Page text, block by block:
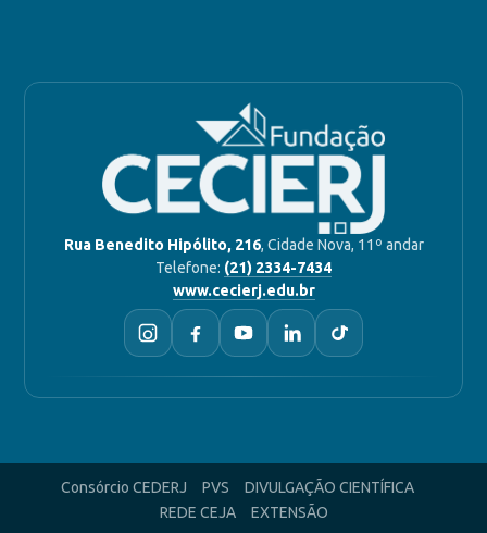
Rua Benedito Hipólito, 216, Cidade Nova, 11º andar
Telefone: (21) 2334-7434
www.cecierj.edu.br
Consórcio CEDERJ PVS
DIVULGAÇÃO CIENTÍFICA
REDE CEJA
EXTENSÃO